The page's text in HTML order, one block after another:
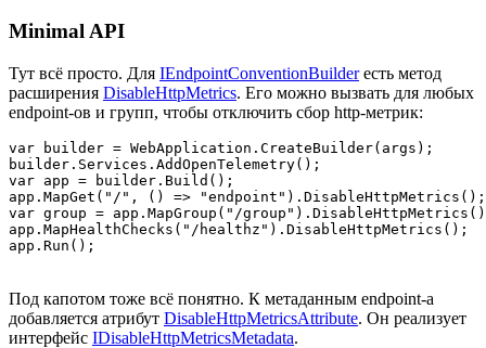
Minimal API
Тут всё просто. Для IEndpointConventionBuilderесть метод
расширения DisableHttpMetrics. Его можно вызвать для любых
endpoint-ов и групп, чтобы отключить сбор http-метрик:
var builder = WebApplication.CreateBuilder(args);
builder.Services.AddOpenTelemetry();
var app = builder.Build();
app.MapGet("/", () => "endpoint").DisableHttpMetrics();
var group = app.MapGroup("/
app.MapHealthChecks("/healthz").DisableHttpMetrics();
app.Run();
Под капотом тоже всё понятно. К метаданным endpoint-а
добавляется атрибут DisableHttpMetricsAttribute. Он реализует
интерфейс IDisableHttpMetricsMetadata.